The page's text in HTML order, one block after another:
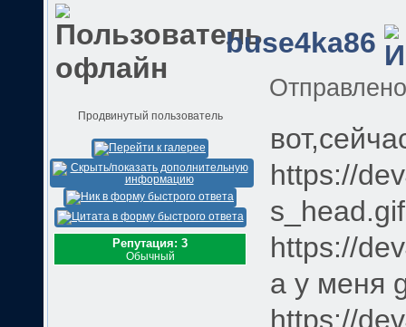
buse4ka86
Продвинутый пользователь
Репутация: 3
Обычный
https://
https://
а у меня
https://